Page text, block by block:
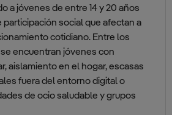
a jóvenes de entre 14 y 20 años
social que afectan a
cotidiano. Entre los
encuentran jóvenes con
aislamiento en el hogar, escasas
fuera del entorno digital o
de ocio saludable y grupos